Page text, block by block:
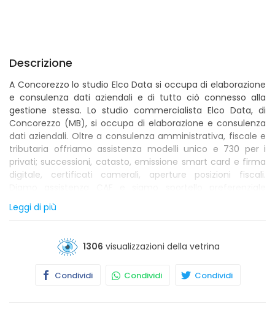
Descrizione
A Concorezzo lo studio Elco Data si occupa di elaborazione
e consulenza dati aziendali e di tutto ciò connesso alla
gestione stessa. Lo studio commercialista Elco Data, di
Concorezzo (MB), si occupa di elaborazione e consulenza
dati aziendali. Oltre a consulenza amministrativa, fiscale e
tributaria offriamo assistenza modelli unico e 730 per i
privati; successioni, catasto, emissione smart card e firma
digitale, certificati camerali, aperture posizioni fiscali.
CCIAA e RAO. I nostri clienti possono usufruire di assistenza
legale, tecnica, notarile e consulenza del lavoro, grazie alla
Leggi di più
1306 visualizzazioni della vetrina
Condividi Condividi Condividi